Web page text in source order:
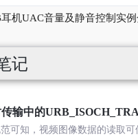
机UAC音量及静音控制实
记
输中的
可知，视频图像数据的读取